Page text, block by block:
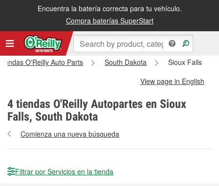
Encuentra la batería correcta para tu vehículo.
Compra baterías SuperStart
O'Reilly Auto Parts South Dakota
Sioux Falls
View page in English
4 tiendas O'Reilly Autopartes en Sioux
Falls, South Dakota
Comienza una nueva búsqueda
Filtrar por Servicios en la tienda